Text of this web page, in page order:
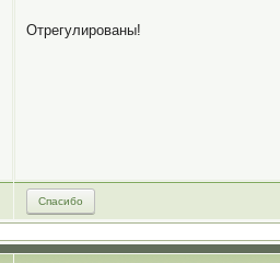
Отрегулированы!
Спасибо